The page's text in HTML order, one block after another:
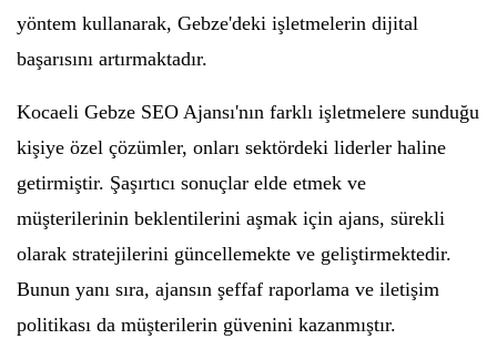
yöntem kullanarak, Gebze'deki işletmelerin dijital
başarısını artırmaktadır.
Kocaeli Gebze SEO Ajansı'nın farklı işletmelere sunduğu
kişiye özel çözümler, onları sektördeki liderler haline
getirmiştir. Şaşırtıcı sonuçlar elde etmek ve
müşterilerinin beklentilerini aşmak için ajans, sürekli
olarak stratejilerini güncellemekte ve geliştirmektedir.
Bunun yanı sıra, ajansın şeffaf raporlama ve iletişim
politikası da müşterilerin güvenini kazanmıştır.